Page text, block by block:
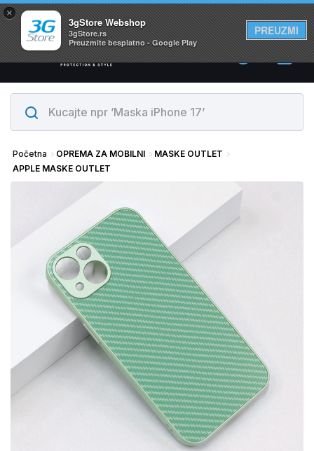
×
3gStore Webshop
3gStore.rs
Preuzmite besplatno - Google Play
PREUZMI
Svi proizvodi su na lageru. Slanje istog dana!
0
Početna OPREMA ZA MOBILNI
MASKE OUTLET
APPLE MASKE OUTLET